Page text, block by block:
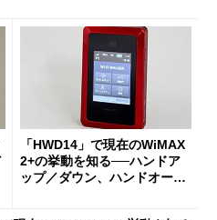
「HWD14」で現在のWiMAX
2+の挙動を知る──ハンドア
ップ／ダウン、ハンドオーバ